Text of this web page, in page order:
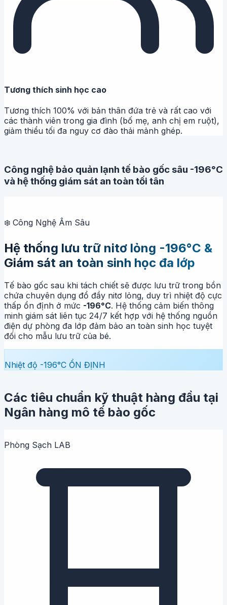
Tương thích sinh học cao
Tương thích 100% với bản thân đứa trẻ và rất cao với
các thành viên trong gia đình (bố mẹ, anh chị em ruột),
giảm thiểu tối đa nguy cơ đào thải mảnh ghép.
Công nghệ bảo quản lạnh tế bào gốc sâu -196°C
và hệ thống giám sát an toàn tối tân
❄️ Công Nghệ Âm Sâu
Hệ thống lưu trữ nitơ lỏng -196°C &
Giám sát an toàn sinh học đa lớp
Tế bào gốc sau khi tách chiết sẽ được lưu trữ trong bồn
chứa chuyên dụng đổ đầy nitơ lỏng, duy trì nhiệt độ cực
thấp ổn định ở mức -196°C. Hệ thống cảm biến thông
minh giám sát liên tục 24/7 kết hợp với hệ thống nguồn
điện dự phòng đa lớp đảm bảo an toàn sinh học tuyệt
đối cho mẫu lưu trữ của bé.
Nhiệt độ -196°C ỔN ĐỊNH
Các tiêu chuẩn kỹ thuật hàng đầu tại
Ngân hàng mô tế bào gốc
Phòng Sạch LAB